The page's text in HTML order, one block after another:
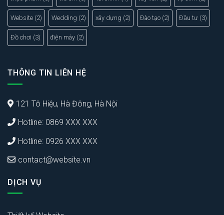
Website (2) Wedding (2) xây dựng (2) Đào tạo (2) Đầu tư (3)
Đồ chơi (3) điện máy (2)
THÔNG TIN LIÊN HỆ
121 Tô Hiệu, Hà Đông, Hà Nội
Hotline: 0869 XXX XXX
Hotline: 0926 XXX XXX
contact@website.vn
DỊCH VỤ